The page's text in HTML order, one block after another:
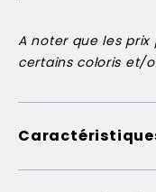
A noter que les
certains coloris et/